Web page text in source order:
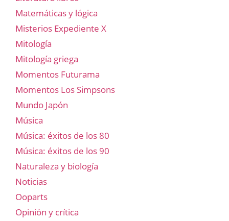
Matemáticas y lógica
Misterios Expediente X
Mitología
Mitología griega
Momentos Futurama
Momentos Los Simpsons
Mundo Japón
Música
Música: éxitos de los 80
Música: éxitos de los 90
Naturaleza y biología
Noticias
Ooparts
Opinión y crítica